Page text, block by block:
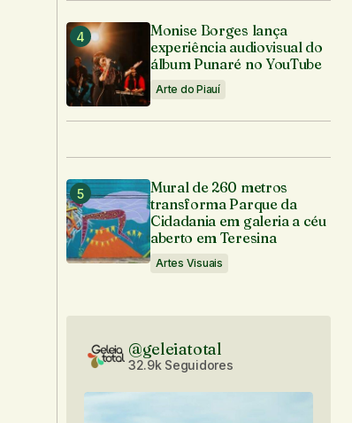
Monise Borges lança
experiência audiovisual do
álbum Punaré no YouTube
Arte do Piauí
Mural de 260 metros
transforma Parque da
Cidadania em galeria a céu
aberto em Teresina
Artes Visuais
@geleiatotal
32.9k Seguidores